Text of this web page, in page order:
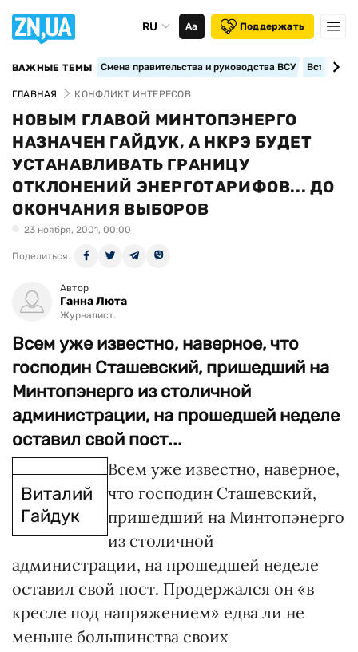
RU Аа Поддержать
ВАЖНЫЕ ТЕМЫ Смена правительства и руководства ВСУ
ГЛАВНАЯ КОНФЛИКТ ИНТЕРЕСОВ
НОВЫМ ГЛАВОЙ МИНТОПЭНЕРГО
НАЗНАЧЕН ГАЙДУК, А НКРЭ БУДЕТ
УСТАНАВЛИВАТЬ ГРАНИЦУ
ОТКЛОНЕНИЙ ЭНЕРГОТАРИФОВ... ДО
ОКОНЧАНИЯ ВЫБОРОВ
23 ноября, 2001, 00:00
Поделиться
Автор
Ганна Люта
Журналист.
Всем уже известно, наверное, что
господин Сташевский, пришедший на
Минтопэнерго из столичной
администрации, на прошедшей неделе
оставил свой пост...
Виталий
Гайдук
Всем уже известно, наверное,
что господин Сташевский,
пришедший на Минтопэнерго
из столичной
администрации, на прошедшей неделе
оставил свой пост. Продержался он «в
кресле под напряжением» едва ли не
меньше большинства своих